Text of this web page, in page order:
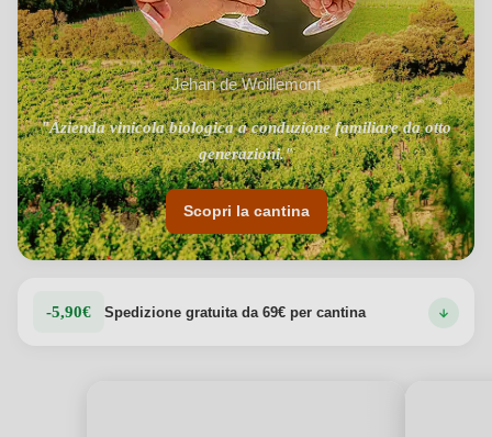
Jehan de Woillemont
"Azienda vinicola biologica a conduzione familiare da otto
generazioni."
Scopri la cantina
-5,90€ Spedizione gratuita da 69€ per cantina